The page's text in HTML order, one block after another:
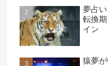
夢占
転換
イン
猿夢